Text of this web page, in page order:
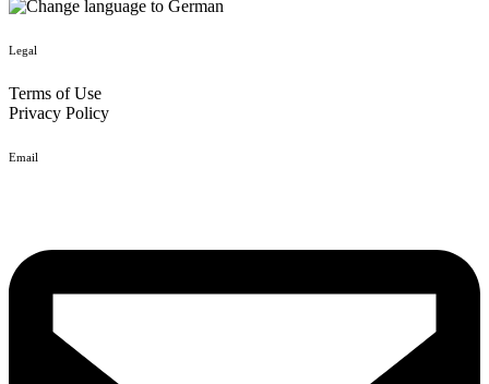
Legal
Terms of Use
Privacy Policy
Email